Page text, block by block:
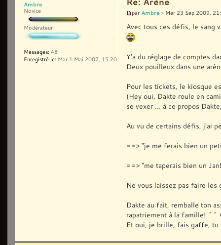
par Ambre » Mer 23 Sep 2009,
Avec tous ces défis, le sang
Y'a du réglage de comptes
Deux pouilleux dans une
Pour les tickets, le kiosque
(Hey oui, Dakte roule en
se vexer ... à ce propos
Au vu de certains défis, j'ai
==> "je me ferais bien un
==> "me taperais bien un
Ne vous laissez pas faire les
Dakte au fait, remballe ton
rapatriement à la famille! ^^
Et oui, je brille, fais gaffe, tu
Ambre
Novice
Modérateur
Messages: 48
Enregistré le: Mar 1 Mai 2007, 15:20